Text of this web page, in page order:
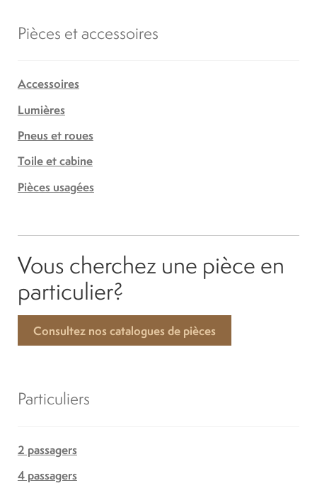
Pièces et accessoires
Accessoires
Lumières
Pneus et roues
Toile et cabine
Pièces usagées
Vous cherchez une pièce en
particulier?
Consultez nos catalogues de pièces
Particuliers
2 passagers
4 passagers